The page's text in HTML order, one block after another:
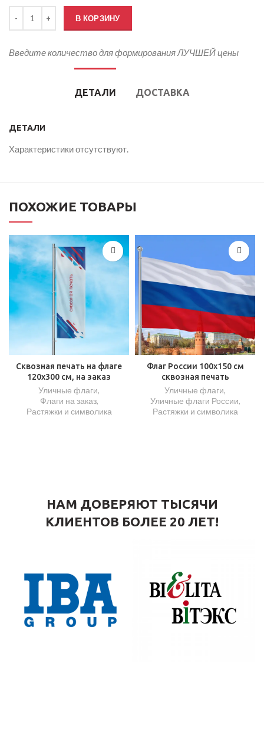
В КОРЗИНУ
Введите количество для формирования ЛУЧШЕЙ цены
ДЕТАЛИ ДОСТАВКА
ДЕТАЛИ
Характеристики отсутствуют.
ПОХОЖИЕ ТОВАРЫ
Сквозная печать на флаге
120х300 см, на заказ
Уличные флаги,
Флаги на заказ,
Растяжки и символика
Флаг России 100х150 см
сквозная печать
Уличные флаги,
Уличные флаги России,
Растяжки и символика
НАМ ДОВЕРЯЮТ ТЫСЯЧИ
КЛИЕНТОВ БОЛЕЕ 20 ЛЕТ!